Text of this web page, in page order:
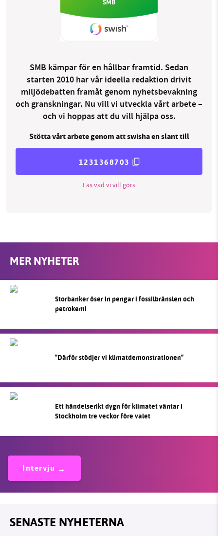
SMB kämpar för en hållbar framtid. Sedan
starten 2010 har vår ideella redaktion drivit
miljödebatten framåt genom nyhetsbevakning
och granskningar. Nu vill vi utveckla vårt arbete –
och vi hoppas att du vill hjälpa oss.
Stötta vårt arbete genom att swisha en slant till
1231368703
Läs vad vi vill göra
MER NYHETER
Storbanker öser in pengar i fossilbränslen och
petrokemi
”Därför stödjer vi klimatdemonstrationen”
Ett händelserikt dygn för klimatet väntar i
Stockholm tre veckor före valet
Intervju
SENASTE NYHETERNA